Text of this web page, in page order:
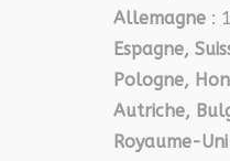
Allemagne :
Espagne,
Pologne,
Autriche,
Royaume-Uni